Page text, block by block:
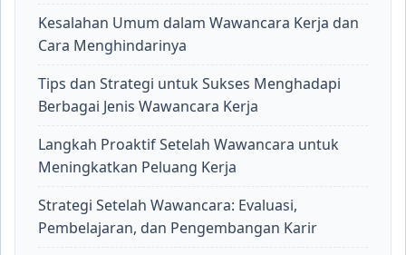
Kesalahan Umum dalam Wawancara Kerja dan
Cara Menghindarinya
Tips dan Strategi untuk Sukses Menghadapi
Berbagai Jenis Wawancara Kerja
Langkah Proaktif Setelah Wawancara untuk
Meningkatkan Peluang Kerja
Strategi Setelah Wawancara: Evaluasi,
Pembelajaran, dan Pengembangan Karir